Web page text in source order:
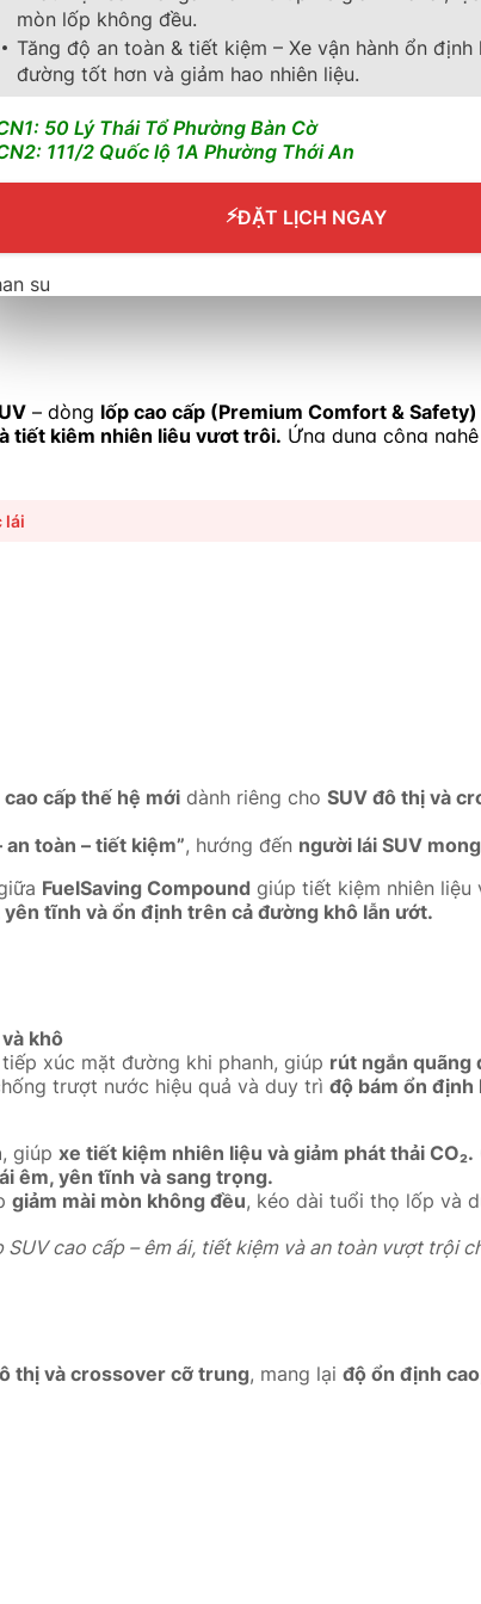
– dòng lốp cao cấp (Premium Comfort & Safety)
tiết kiệm nhiên liệu vượt trội. Ứng dụng công nghệ
lái
cao cấp thế hệ mới dành riêng cho SUV đô thị và
an toàn – tiết kiệm”, hướng đến người lái SUV
FuelSaving Compound giúp tiết kiệm nhiên liệu
tĩnh và ổn định trên cả đường khô lẫn ướt.
khô
xúc mặt đường khi phanh, giúp rút ngắn quãng
trượt nước hiệu quả và duy trì độ bám ổn
, giúp xe tiết kiệm nhiên liệu và giảm phát thải CO₂.
êm, yên tĩnh và sang trọng.
giảm mài mòn không đều, kéo dài tuổi thọ lốp và
SUV cao cấp – êm ái, tiết kiệm và an toàn vượt trội
thị và crossover cỡ trung, mang lại độ ổn định
mòn lốp không đều.
Tăng độ an toàn & tiết kiệm – Xe vận hành ổn định
đường tốt hơn và giảm hao nhiên liệu.
50 Lý Thái Tổ Phường Bàn Cờ
111/2 Quốc lộ 1A Phường Thới An
⚡ĐẶT LỊCH NGAY